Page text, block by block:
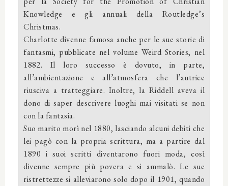
Knowledge e gli annuali della Routledge’s
Christmas.
Charlotte divenne famosa anche per le sue storie di
fantasmi, pubblicate nel volume Weird Stories, nel
1882. Il loro successo è dovuto, in parte,
all’ambientazione e all’atmosfera che l’autrice
riusciva a tratteggiare. Inoltre, la Riddell aveva il
dono di saper descrivere luoghi mai visitati se non
con la fantasia.
Suo marito morì nel 1880, lasciando alcuni debiti che
lei pagò con la propria scrittura, ma a partire dal
1890 i suoi scritti diventarono fuori moda, così
divenne sempre più povera e si ammalò. Le sue
ristrettezze si alleviarono solo dopo il 1901, quando